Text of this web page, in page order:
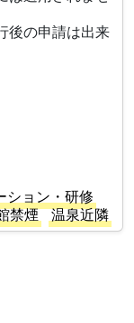
後の申請は出来
ション・研修
禁煙 温泉近隣